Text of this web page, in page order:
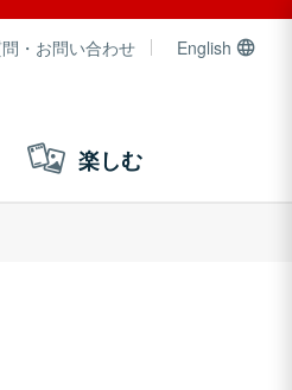
・お問い合わせ English
楽しむ